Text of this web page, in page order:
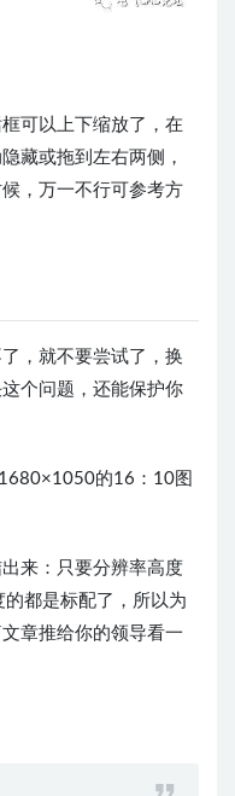
可以上下缩放了，在
藏或拖到左右两侧，
，万一不行可参考方
，就不要尝试了，换
个问题，还能保护你
的16：10图
来：只要分辨率高度
都是标配了，所以为
章推给你的领导看一